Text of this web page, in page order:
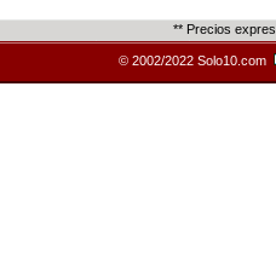
** Precios
© 2002/2022 Solo10.com